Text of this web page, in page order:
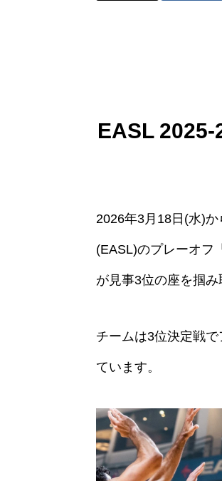
EASL
2026年3月18日(水)
(EASL)のプレーオフ
が見事3位の座を掴み
チームは3位決定戦
ています。